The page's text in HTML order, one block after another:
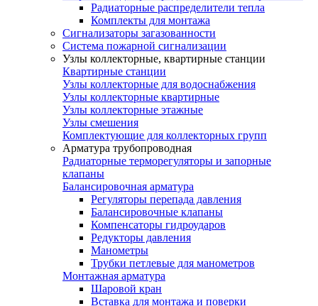
Радиаторные распределители тепла
Комплекты для монтажа
Сигнализаторы загазованности
Система пожарной сигнализации
Узлы коллекторные, квартирные станции
Квартирные станции
Узлы коллекторные для водоснабжения
Узлы коллекторные квартирные
Узлы коллекторные этажные
Узлы смешения
Комплектующие для коллекторных групп
Арматура трубопроводная
Радиаторные терморегуляторы и запорные
клапаны
Балансировочная арматура
Регуляторы перепада давления
Балансировочные клапаны
Компенсаторы гидроударов
Редукторы давления
Манометры
Трубки петлевые для манометров
Монтажная арматура
Шаровой кран
Вставка для монтажа и поверки